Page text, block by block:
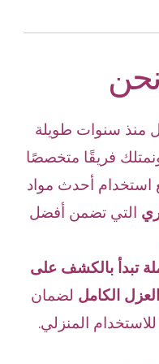
منذ سنوات طويلة
فريقًا متخصصًا
أحدث مواد
التي تضمن أفضل
تبدأ بالكشف على
الكامل لضمان
للاستخدام المنزلي.